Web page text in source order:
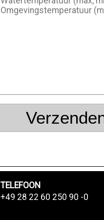
TELEFOON
+49 28 22 60 250 90 -0